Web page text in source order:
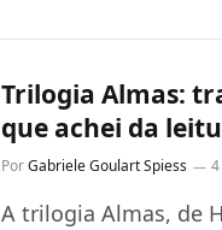
Trilogia Almas:
que achei da
Por Gabriele Goulart Spiess
A trilogia Almas, de